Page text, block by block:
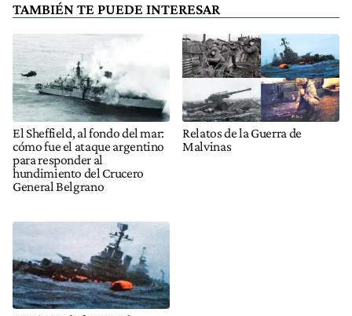
TAMBIÉN TE PUEDE INTERESAR
El Sheffield, al fondo del mar:
cómo fue el ataque argentino
para responder al
hundimiento del Crucero
General Belgrano
Relatos de la Guerra de
Malvinas